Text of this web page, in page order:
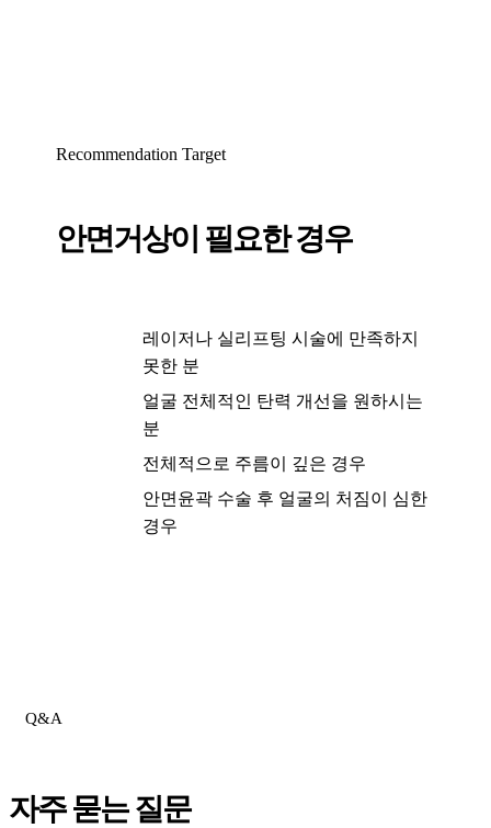
Recommendation Target
안면거상이 필요한 경우
레이저나 실리프팅 시술에 만족하지
못한 분
얼굴 전체적인 탄력 개선을 원하시는
분
전체적으로 주름이 깊은 경우
안면윤곽 수술 후 얼굴의 처짐이 심한
경우
Q&A
자주 묻는 질문